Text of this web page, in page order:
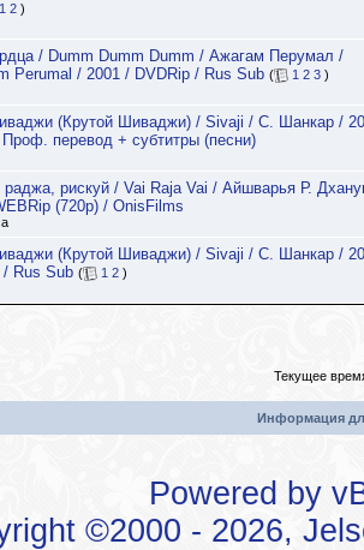
1 2 )
/ Dumm Dumm Dumm / Ажагам Перумал /
Perumal / 2001 / DVDRip / Rus Sub ( 1 2 3 )
(Крутой Шиваджи) / Sivaji / С. Шанкар /
Проф. перевод + субтитры (песни)
раджа, рискуй / Vai Raja Vai / Айшварья Р.
(720p) / OnisFilms
(Крутой Шиваджи) / Sivaji / С. Шанкар /
/ Rus Sub ( 1 2 )
Текущее
Информация
Powered by
©2000 - 2026,